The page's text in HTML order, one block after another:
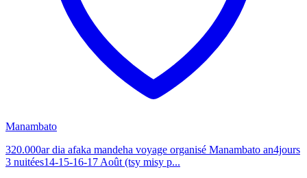
Manambato
320.000ar dia afaka mandeha voyage organisé Manambato an4jours
3 nuitées14-15-16-17 Août (tsy misy p...